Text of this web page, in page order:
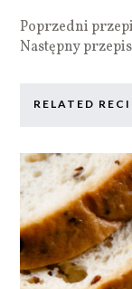
Poprzedni
Następny
RELATED